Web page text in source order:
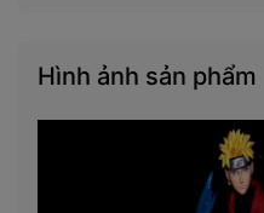
Hình ảnh sản phẩm